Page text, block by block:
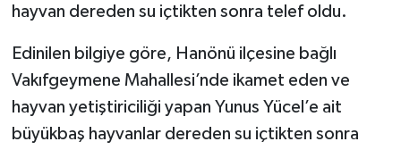
hayvan dereden su içtikten sonra telef oldu.
Edinilen bilgiye göre, Hanönü ilçesine bağlı
Vakıfgeymene Mahallesi’nde ikamet eden ve
hayvan yetiştiriciliği yapan Yunus Yücel’e ait
büyükbaş hayvanlar dereden su içtikten sonra